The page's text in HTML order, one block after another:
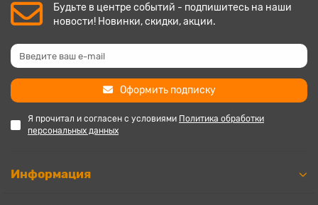
Будьте в центре событий - подпишитесь на наши
новости! Новинки, скидки, акции.
Оформить подписку
Я прочитал и согласен с условиями Политика обработки
персональных данных
Информация